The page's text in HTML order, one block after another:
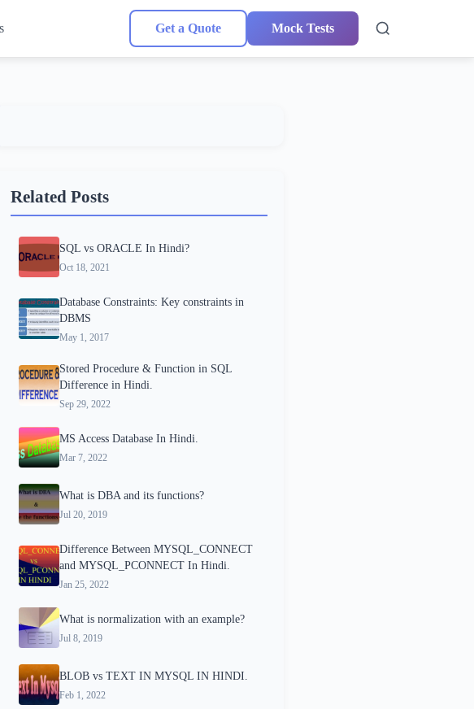
Get a Quote Mock Tests
Related Posts
SQL vs ORACLE In Hindi?
Oct 18, 2021
Database Constraints: Key constraints in
DBMS
May 1, 2017
Stored Procedure & Function in SQL
Difference in Hindi.
Sep 29, 2022
MS Access Database In Hindi.
Mar 7, 2022
What is DBA and its functions?
Jul 20, 2019
Difference Between MYSQL_CONNECT
and MYSQL_PCONNECT In Hindi.
Jan 25, 2022
What is normalization with an example?
Jul 8, 2019
BLOB vs TEXT IN MYSQL IN HINDI.
Feb 1, 2022